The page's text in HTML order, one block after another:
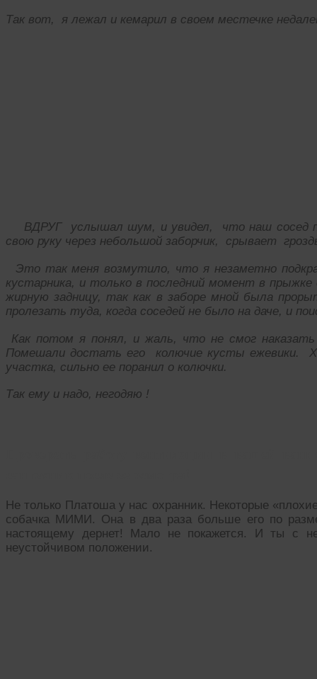
Так вот, я лежал и кемарил в своем местечке
ВДРУГ услышал шум, и увидел, что наш сосед
свою руку через небольшой заборчик, срывает
Это так меня возмутило, что я незаметно
кустарника, и только в последний момент в
жирную задницу, так как в заборе мной была
пролезать туда, когда соседей не было на даче, и
Как потом я понял, и жаль, что не смог
Помешали достать его колючие кусты ежевики.
участка, сильно ее поранил о колючки.
Так ему и надо, негодяю !
Не только Платоша у нас охранник. Некоторые
собачка МИМИ. Она в два раза больше его по
настоящему дернет! Мало не покажется. И ты с
неустойчивом положении.